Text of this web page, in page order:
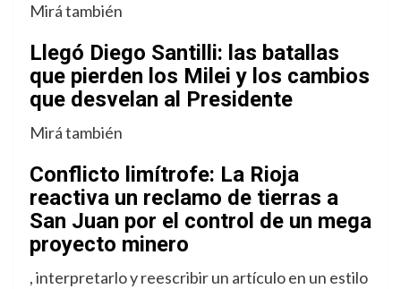
Mirá también
Llegó Diego Santilli: las batallas
que pierden los Milei y los cambios
que desvelan al Presidente
Mirá también
Conflicto limítrofe: La Rioja
reactiva un reclamo de tierras a
San Juan por el control de un mega
proyecto minero
, interpretarlo y reescribir un artículo en un estilo